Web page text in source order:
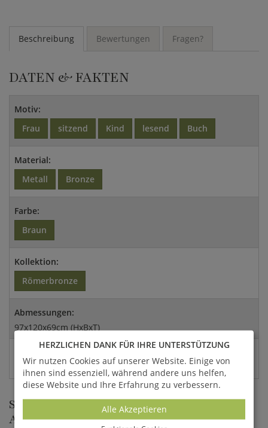
Beschreibung Bewertungen Fragen?
DATEN & FAKTEN
Motiv:
Frau
sitzend Kind lesend Buch
Material:
Metall
Bronze
Farbe:
Braun
Kollektion:
Römerbronze
Abmessungen:
97x120x69cm (HxBxT)
4260218382671
SITZENDE MÄDCHEN AUF EINER BANK
ALS GARTENSTATUE AUS BRONZE
HERZLICHEN DANK FÜR IHRE UNTERSTÜTZUNG
Wir nutzen Cookies auf unserer Website. Einige von
ihnen sind essenziell, während andere uns helfen,
diese Website und Ihre Erfahrung zu verbessern.
Alle Akzeptieren